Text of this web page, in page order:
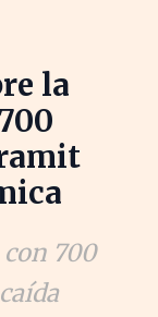
la
700